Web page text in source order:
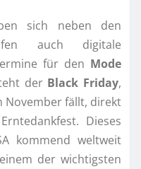
sich neben den
auch digitale
für den Mode
der Black Friday,
November fällt, direkt
Dieses
kommend weltweit
der wichtigsten